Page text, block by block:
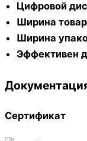
Цифровой
Ширина
Ширина
Эффективен
Сертификат